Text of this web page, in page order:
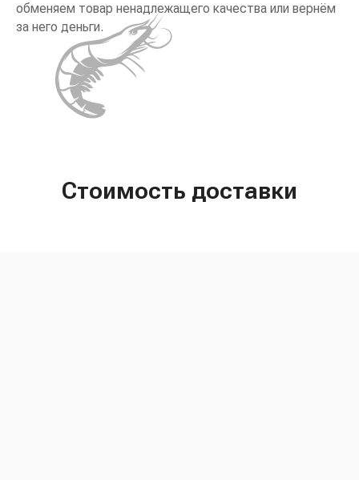
обменяем товар ненадлежащего качества или вернём
за него деньги.
Стоимость доставки